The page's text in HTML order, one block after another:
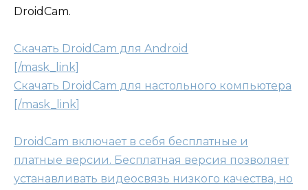
DroidCam.
Скачать DroidCam для Android
[/mask_link]
Скачать DroidCam для настольного компьютера
[/mask_link]
DroidCam включает в себя бесплатные и
платные версии. Бесплатная версия позволяет
устанавливать видеосвязь низкого качества, но